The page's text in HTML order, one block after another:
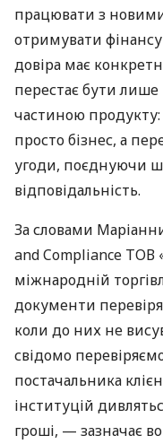
працювати з
отримувати
довіра має
перестає бути лише
частиною
просто бізнес, а
угоди, поєднуючи
відповідальність.
За словами
and Compliance ТОВ
міжнародній
документи
коли до них не
свідомо
постачальника
інституцій
гроші, — зазначає